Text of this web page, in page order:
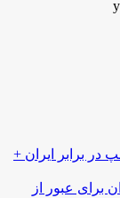
در برابر ایران +
برای عبور از